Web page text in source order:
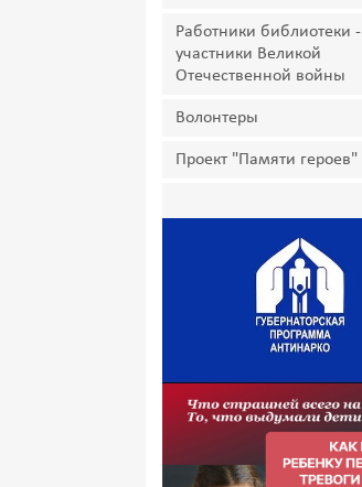
Работники библиотеки -
участники Великой
Отечественной войны
Волонтеры
Проект "Памяти героев"